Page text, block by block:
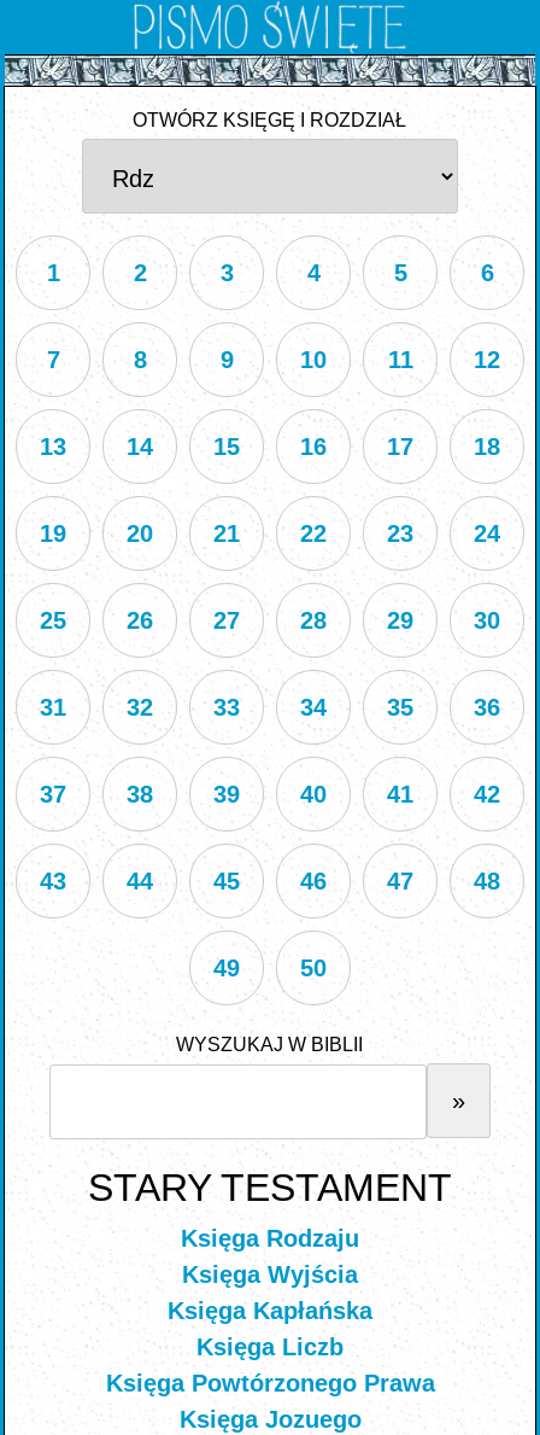
OTWÓRZ KSIĘGĘ I ROZDZIAŁ
1 2 3 4 5 6
7 8 9 10 11 12
13 14 15 16 17 18
19 20 21 22 23 24
25 26 27 28 29 30
31 32 33 34 35 36
37 38 39 40 41 42
43 44 45 46 47 48
49 50
WYSZUKAJ W BIBLII
STARY TESTAMENT
Księga Rodzaju
Księga Wyjścia
Księga Kapłańska
Księga Liczb
Księga Powtórzonego Prawa
Księga Jozuego